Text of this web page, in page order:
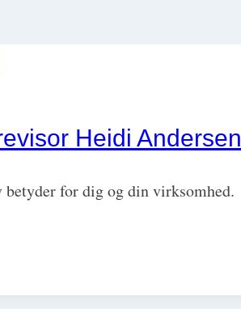
Heidi Andersen
betyder for dig og din virksomhed.